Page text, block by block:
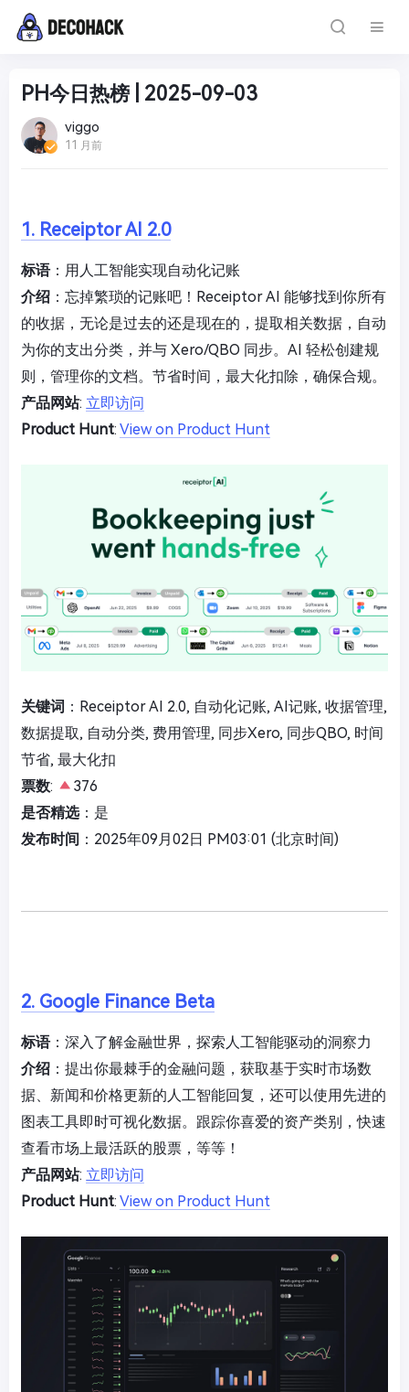
PH今日热榜 | 2025-09-03
viggo
11 月前
1. Receiptor AI 2.0
标语：用人工智能实现自动化记账
介绍 ：忘掉繁琐的记账吧！Receiptor AI 能够找到你所有
的收据，无论是过去的还是现在的，提取相关数据，自动
为你的支出分类，并与 Xero/QBO 同步。AI 轻松创建规
则，管理你的文档。节省时间，最大化扣除，确保合规。
产品网站: 立即访问
Product Hunt: View on Product Hunt
关键词 ：Receiptor AI 2.0, 自动化记账, AI记账, 收据管理,
数据提取, 自动分类, 费用管理, 同步Xero, 同步QBO, 时间
节省, 最大化扣
票数:
376
是否精选：是
发布时间 ：2025年09月02日 PM03:01 (北京时间)
2. Google Finance Beta
标语：深入了解金融世界，探索人工智能驱动的洞察力
介绍 ：提出你最棘手的金融问题，获取基于实时市场数
据、新闻和价格更新的人工智能回复，还可以使用先进的
图表工具即时可视化数据。跟踪你喜爱的资产类别，快速
查看市场上最活跃的股票，等等！
产品网站: 立即访问
Product Hunt: View on Product Hunt